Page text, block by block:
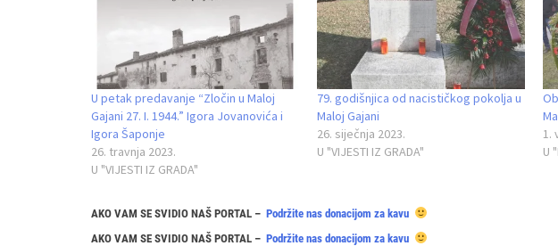
U petak predavanje “Zločin u Maloj
Gajani 27. I. 1944.” Igora Jovanovića i
Igora Šaponje
26. travnja 2023.
U "VIJESTI IZ GRADA"
79. godišnjica od nacističkog pokolja u
Maloj Gajani
26. siječnja 2023.
U "VIJESTI IZ GRADA"
1.
U
AKO VAM SE SVIDIO NAŠ PORTAL – Podržite nas donacijom za kavu
AKO VAM SE SVIDIO NAŠ PORTAL – Podržite nas donacijom za kavu